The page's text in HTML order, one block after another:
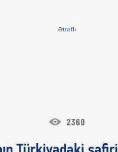
Ətraflı
2360